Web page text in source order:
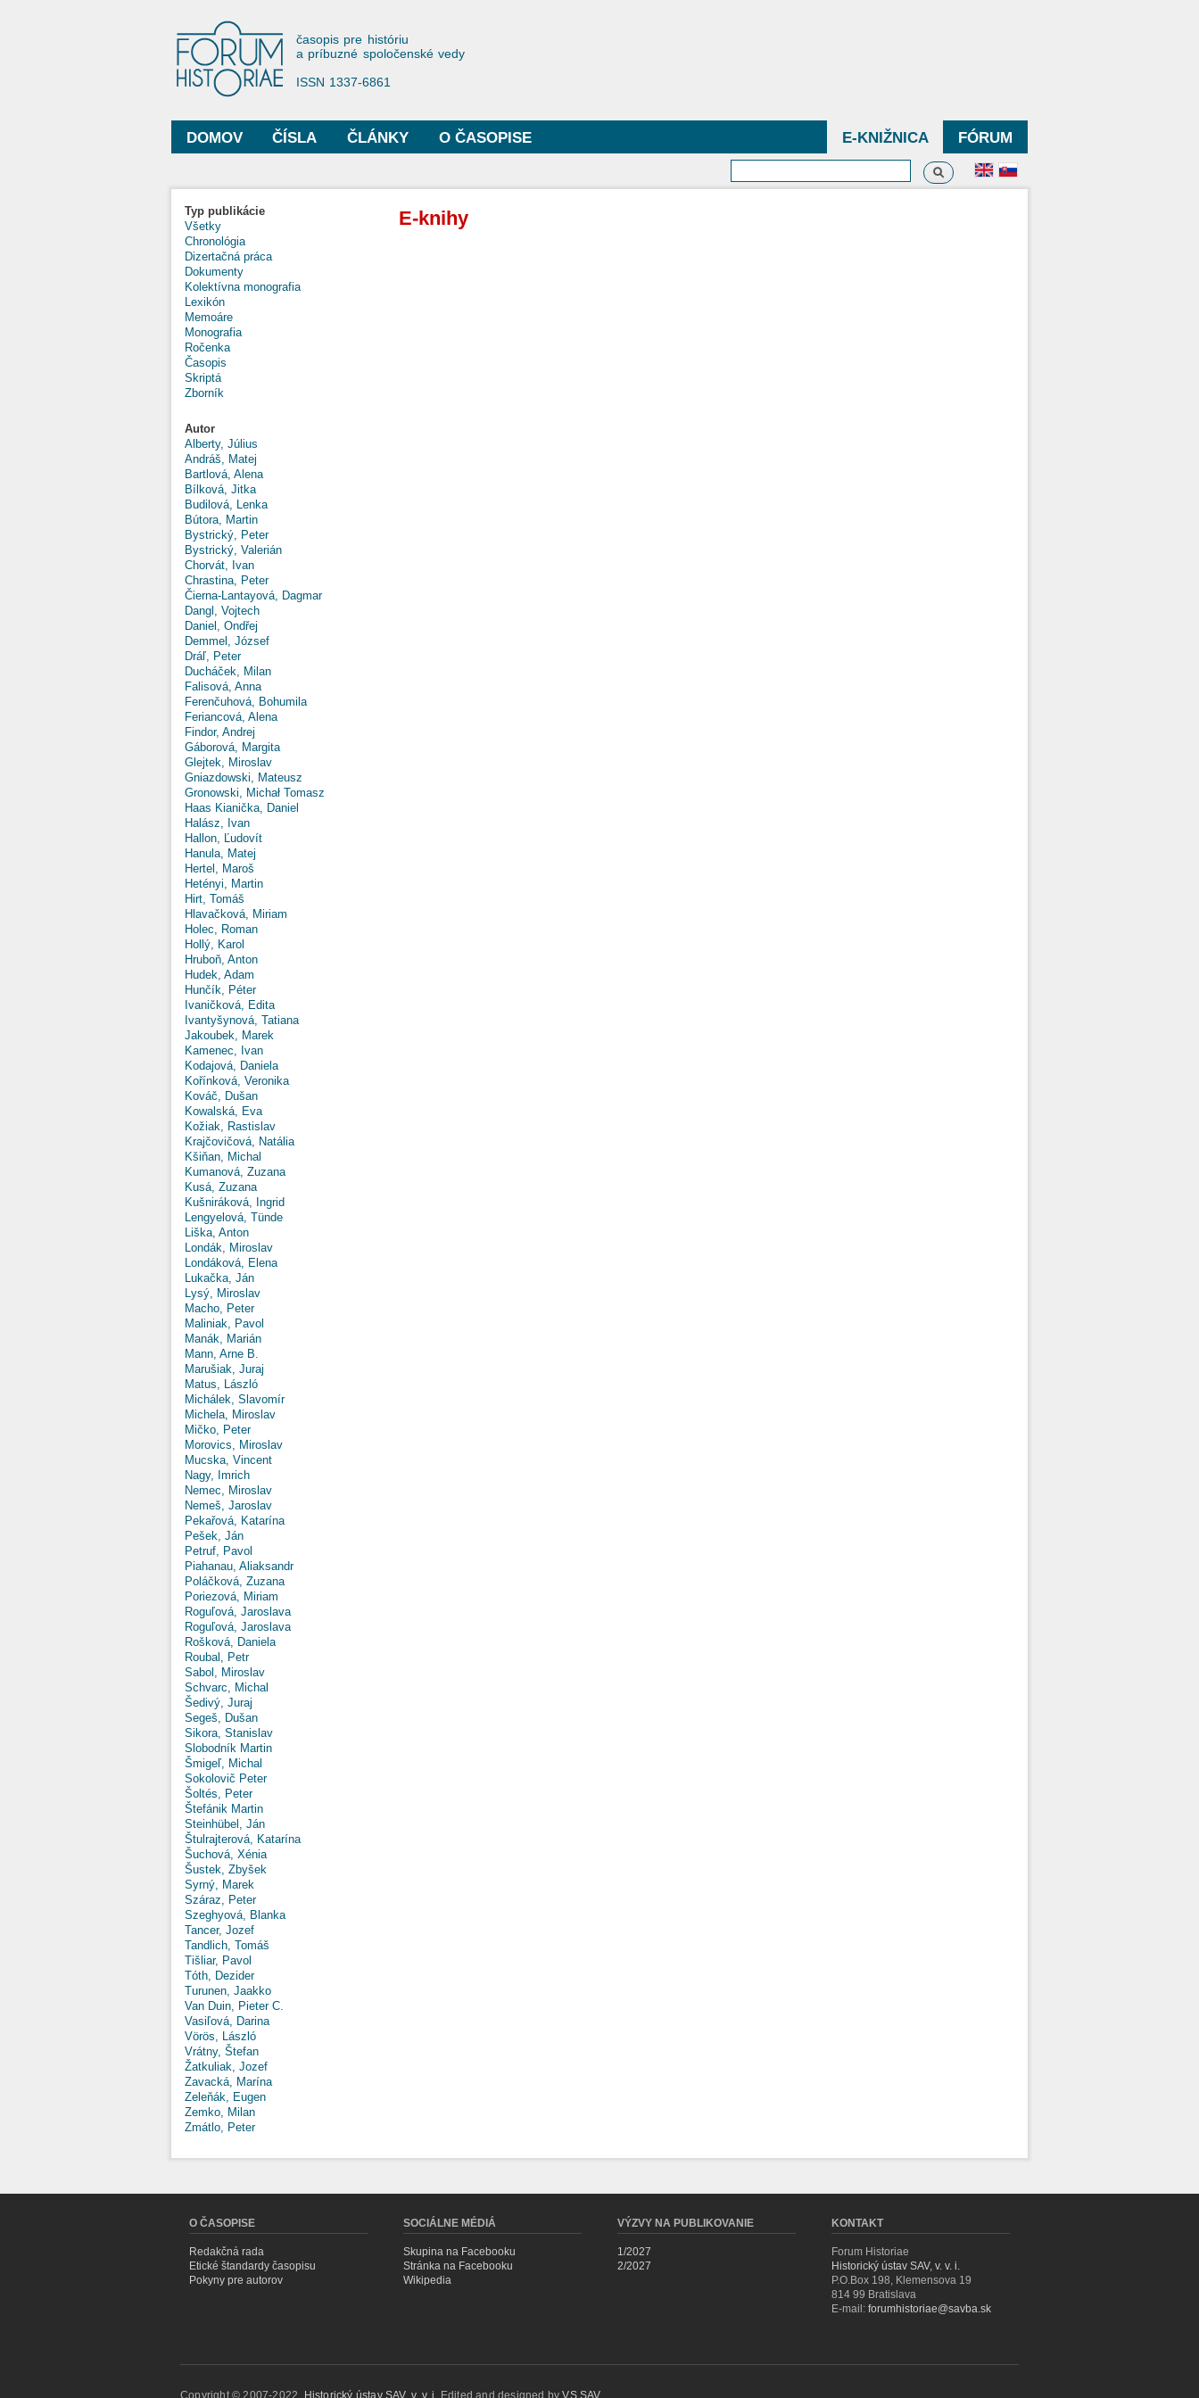
Forum Historiae
časopis pre históriu
a príbuzné spoločenské vedy
ISSN 1337-6861
Hlavné menu
DOMOV ČÍSLA ČLÁNKY FÓRUM
E-KNIŽNICA
O ČASOPISE
Vyhľadávanie
Vyhľadávanie
Typ publikácie
Všetky
Chronológia
Dizertačná práca
Dokumenty
Kolektívna monografia
Lexikón
Memoáre
Monografia
Ročenka
Časopis
Skriptá
Zborník
Autor
Alberty, Július
Andráš, Matej
Bartlová, Alena
Bílková, Jitka
Budilová, Lenka
Bútora, Martin
Bystrický, Peter
Bystrický, Valerián
Chorvát, Ivan
Chrastina, Peter
Čierna-Lantayová, Dagmar
Dangl, Vojtech
Daniel, Ondřej
Demmel, József
Dráľ, Peter
Ducháček, Milan
Falisová, Anna
Ferenčuhová, Bohumila
Feriancová, Alena
Findor, Andrej
Gáborová, Margita
Glejtek, Miroslav
Gniazdowski, Mateusz
Gronowski, Michał Tomasz
Haas Kianička, Daniel
Halász, Ivan
Hallon, Ľudovít
Hanula, Matej
Hertel, Maroš
Hetényi, Martin
Hirt, Tomáš
Hlavačková, Miriam
Holec, Roman
Hollý, Karol
Hruboň, Anton
Hudek, Adam
Hunčík, Péter
Ivaničková, Edita
Ivantyšynová, Tatiana
Jakoubek, Marek
Kamenec, Ivan
Kodajová, Daniela
Kořínková, Veronika
Kováč, Dušan
Kowalská, Eva
Kožiak, Rastislav
Krajčovičová, Natália
Kšiňan, Michal
Kumanová, Zuzana
Kusá, Zuzana
Kušniráková, Ingrid
Lengyelová, Tünde
Liška, Anton
Londák, Miroslav
Londáková, Elena
Lukačka, Ján
Lysý, Miroslav
Macho, Peter
Maliniak, Pavol
Manák, Marián
Mann, Arne B.
Marušiak, Juraj
Matus, László
Michálek, Slavomír
Michela, Miroslav
Mičko, Peter
Morovics, Miroslav
Mucska, Vincent
Nagy, Imrich
Nemec, Miroslav
Nemeš, Jaroslav
Pekařová, Katarína
Pešek, Ján
Petruf, Pavol
Piahanau, Aliaksandr
Poláčková, Zuzana
Poriezová, Miriam
Roguľová, Jaroslava
Roguľová, Jaroslava
Rošková, Daniela
Roubal, Petr
Sabol, Miroslav
Schvarc, Michal
Šedivý, Juraj
Segeš, Dušan
Sikora, Stanislav
Slobodník Martin
Šmigeľ, Michal
Sokolovič Peter
Šoltés, Peter
Štefánik Martin
Steinhübel, Ján
Štulrajterová, Katarína
Šuchová, Xénia
Šustek, Zbyšek
Syrný, Marek
Száraz, Peter
Szeghyová, Blanka
Tancer, Jozef
Tandlich, Tomáš
Tišliar, Pavol
Tóth, Dezider
Turunen, Jaakko
Van Duin, Pieter C.
Vasiľová, Darina
Vörös, László
Vrátny, Štefan
Žatkuliak, Jozef
Zavacká, Marína
Zeleňák, Eugen
Zemko, Milan
Zmátlo, Peter
E-knihy
O ČASOPISE
Redakčná rada
Etické štandardy časopisu
Pokyny pre autorov
SOCIÁLNE MÉDIÁ
Skupina na Facebooku
Stránka na Facebooku
Wikipedia
VÝZVY NA PUBLIKOVANIE
1/2027
2/2027
KONTAKT
Forum Historiae
Historický ústav SAV, v. v. i.
P.O.Box 198, Klemensova 19
814 99 Bratislava
E-mail: forumhistoriae@savba.sk